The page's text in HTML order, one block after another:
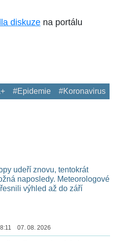
diskuze na portálu
#Epidemie
#Koronavirus
udeří znovu, tentokrát
naposledy. Meteorologové
výhled až do září
07. 08. 2026